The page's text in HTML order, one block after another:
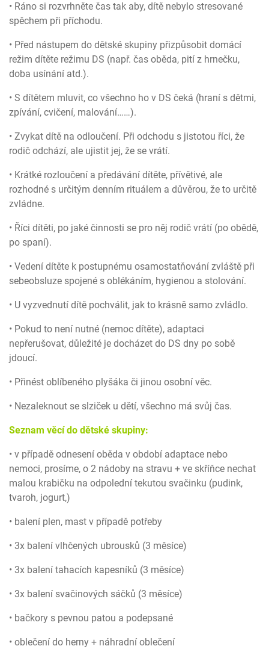
• Ráno si rozvrhněte čas tak aby, dítě nebylo stresované
spěchem při příchodu.
• Před nástupem do dětské skupiny přizpůsobit domácí
režim dítěte režimu DS (např. čas oběda, pití z hrnečku,
doba usínání atd.).
• S dítětem mluvit, co všechno ho v DS čeká (hraní s dětmi,
zpívání, cvičení, malování……).
• Zvykat dítě na odloučení. Při odchodu s jistotou říci, že
rodič odchází, ale ujistit jej, že se vrátí.
• Krátké rozloučení a předávání dítěte, přívětivé, ale
rozhodné s určitým denním rituálem a důvěrou, že to určitě
zvládne.
• Říci dítěti, po jaké činnosti se pro něj rodič vrátí (po obědě,
po spaní).
• Vedení dítěte k postupnému osamostatňování zvláště při
sebeobsluze spojené s oblékáním, hygienou a stolování.
• U vyzvednutí dítě pochválit, jak to krásně samo zvládlo.
• Pokud to není nutné (nemoc dítěte), adaptaci
nepřerušovat, důležité je docházet do DS dny po sobě
jdoucí.
• Přinést oblíbeného plyšáka či jinou osobní věc.
• Nezaleknout se slziček u dětí, všechno má svůj čas.
Seznam věcí do dětské skupiny:
• v případě odnesení oběda v období adaptace nebo
nemoci, prosíme, o 2 nádoby na stravu + ve skříňce nechat
malou krabičku na odpolední tekutou svačinku (pudink,
tvaroh, jogurt,)
• balení plen, mast v případě potřeby
• 3x balení vlhčených ubrousků (3 měsíce)
• 3x balení tahacích kapesníků (3 měsíce)
• 3x balení svačinových sáčků (3 měsíce)
• bačkory s pevnou patou a podepsané
• oblečení do herny + náhradní oblečení